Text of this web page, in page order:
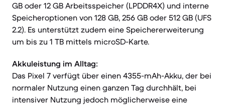
GB oder 12 GB Arbeitsspeicher (LPDDR4X) und interne
Speicheroptionen von 128 GB, 256 GB oder 512 GB (UFS
2.2). Es unterstützt zudem eine Speichererweiterung
um bis zu 1 TB mittels microSD-Karte.
Akkuleistung im Alltag:
Das Pixel 7 verfügt über einen 4355-mAh-Akku, der bei
normaler Nutzung einen ganzen Tag durchhält, bei
intensiver Nutzung jedoch möglicherweise eine